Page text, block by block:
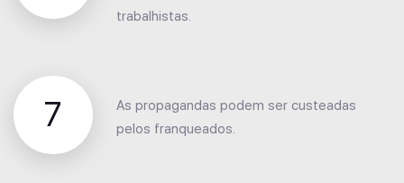
trabalhistas.
7
As propagandas podem ser custeadas
pelos franqueados.